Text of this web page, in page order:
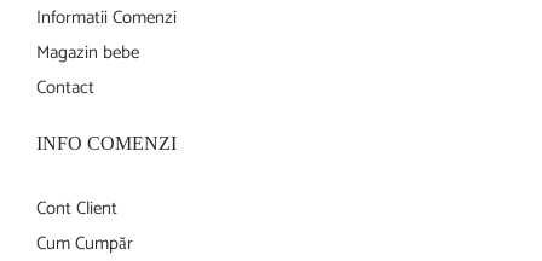
Informatii Comenzi
Magazin bebe
Contact
INFO COMENZI
Cont Client
Cum Cumpăr